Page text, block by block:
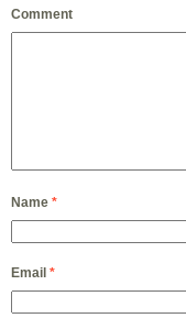
Comment
Name *
Email *